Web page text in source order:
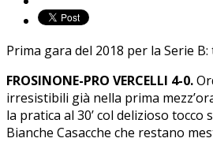
Prima gara del 2018 per la Serie
FROSINONE-PRO VERCELLI 4-0.
irresistibili già nella prima
la pratica al 30’ col delizioso
Bianche Casacche che restano